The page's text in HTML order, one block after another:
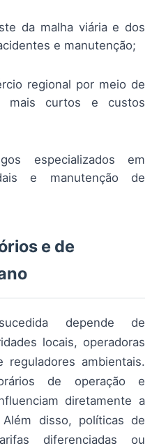
da malha viária e dos
e manutenção;
regional por meio de
mais curtos e custos
especializados em
e manutenção de
e de
depende de
locais, operadoras
reguladores ambientais.
de operação e
diretamente a
Além disso, políticas de
diferenciadas ou